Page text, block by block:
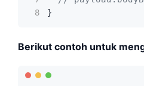
}
Berikut contoh untuk